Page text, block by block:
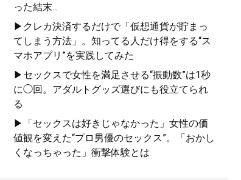
った結末...
▶クレカ決済するだけで「仮想通貨が貯まっ
てしまう方法」。知ってる人だけ得をする“ス
マホアプリ”を実践してみた
▶セックスで女性を満足させる“振動数”は1秒
に◯回。アダルトグッズ選びにも役立てられ
る
▶「セックスは好きじゃなかった」女性の価
値観を変えた“プロ男優のセックス”。「おかし
くなっちゃった」衝撃体験とは